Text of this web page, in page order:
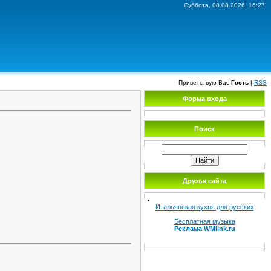
Суббота, 08.08.2026, 16:27
Приветствую Вас Гость | RSS
Форма входа
Поиск
Друзья сайта
Итальянская кухня для русских
Бесплатная музыка
Реклама WMlink.ru